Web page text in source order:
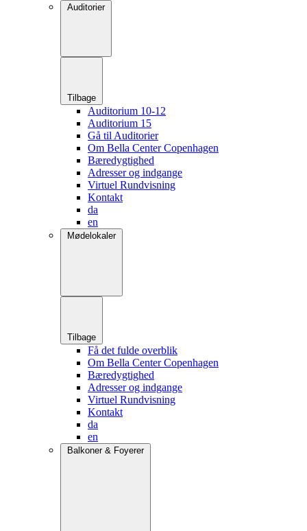
Auditorier
Tilbage
Auditorium 10-12
Auditorium 15
Gå til Auditorier
Om Bella Center Copenhagen
Bæredygtighed
Adresser og indgange
Virtuel Rundvisning
Kontakt
da
en
Mødelokaler
Tilbage
Få det fulde overblik
Om Bella Center Copenhagen
Bæredygtighed
Adresser og indgange
Virtuel Rundvisning
Kontakt
da
en
Balkoner & Foyerer